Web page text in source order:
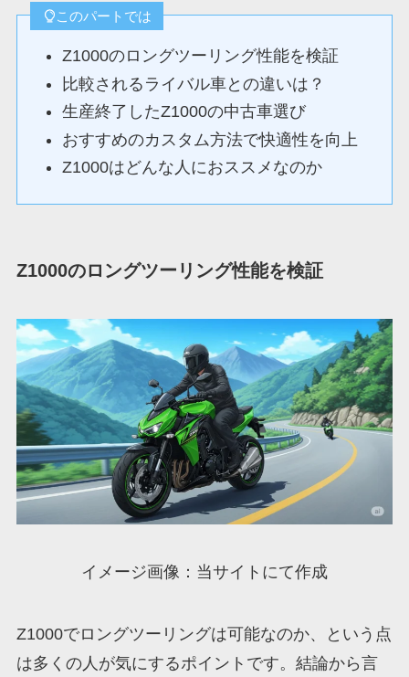
このパートでは
Z1000のロングツーリング性能を検証
比較されるライバル車との違いは？
生産終了したZ1000の中古車選び
おすすめのカスタム方法で快適性を向上
Z1000はどんな人におススメなのか
Z1000のロングツーリング性能を検証
イメージ画像：当サイトにて作成
Z1000でロングツーリングは可能なのか、という点
は多くの人が気にするポイントです。結論から言